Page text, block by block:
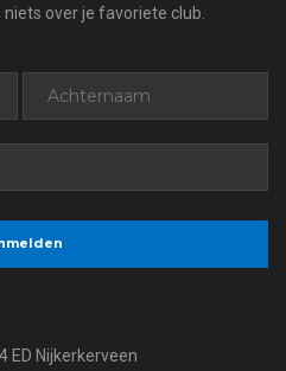
over je favoriete club.
ED Nijkerkerveen